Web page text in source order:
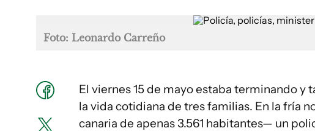
Foto: Leonardo Carreño
El viernes 15 de mayo estaba terminando y
la vida cotidiana de tres familias. En la fría
canaria de apenas 3.561 habitantes— un